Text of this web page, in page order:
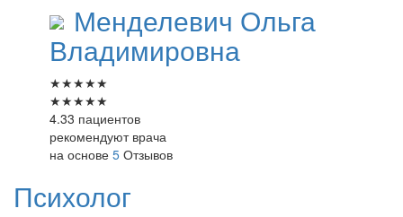
Менделевич Ольга
Владимировна
★★★★★
★★★★★
4.33 пациентов
рекомендуют врача
на основе 5 Отзывов
Психолог